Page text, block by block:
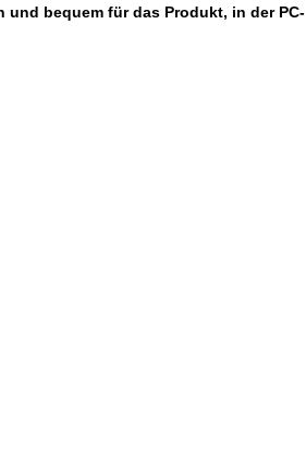
bequem für das Produkt, in der PC-